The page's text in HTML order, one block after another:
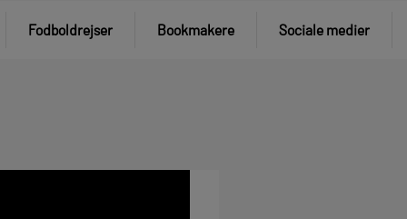
Fodboldrejser Bookmakere Sociale medier